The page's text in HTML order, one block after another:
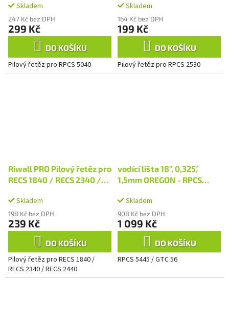
Skladem
247 Kč bez DPH
299 Kč
DO KOŠÍKU
Pilový řetěz pro RPCS 5040
Skladem
164 Kč bez DPH
199 Kč
DO KOŠÍKU
Pilový řetěz pro RPCS 2530
Riwall PRO Pilový řetěz pro
RECS 1840 / RECS 2340 /
Skladem
198 Kč bez DPH
239 Kč
DO KOŠÍKU
Pilový řetěz pro RECS 1840 /
RECS 2340 / RECS 2440
vodící lišta 18", 0,325´´,
1,5mm OREGON - RPCS
Skladem
908 Kč bez DPH
1 099 Kč
DO KOŠÍKU
RPCS 5445 / GTC 56